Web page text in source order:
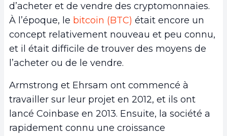
d’acheter et de vendre des cryptomonnaies.
À l’époque, le bitcoin (BTC) était encore un
concept relativement nouveau et peu connu,
et il était difficile de trouver des moyens de
l’acheter ou de le vendre.
Armstrong et Ehrsam ont commencé à
travailler sur leur projet en 2012, et ils ont
lancé Coinbase en 2013. Ensuite, la société a
rapidement connu une croissance